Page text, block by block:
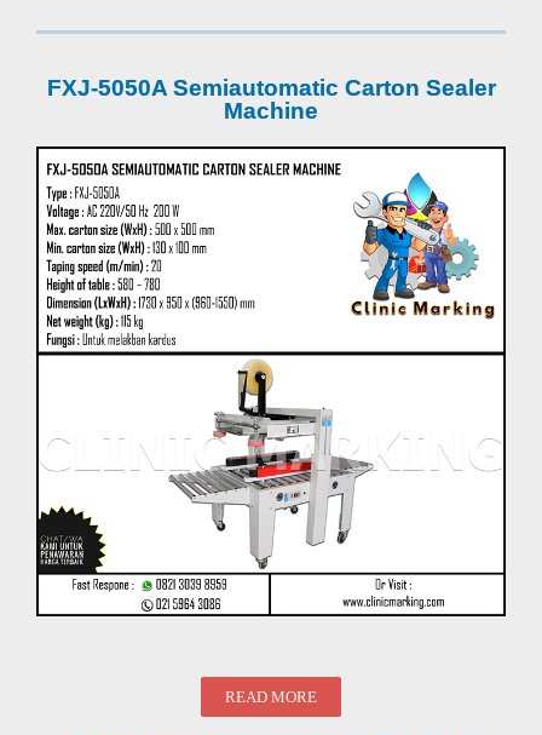
FXJ-5050A Semiautomatic Carton Sealer
Machine
READ MORE